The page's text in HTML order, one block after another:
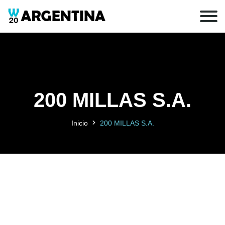
200 MILLAS S.A.
Inicio 200 MILLAS S.A.